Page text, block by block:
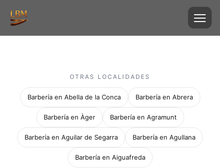
OTRAS LOCALIDADES
Barbería en Abella de la Conca Barbería en Abrera
Barbería en Àger Barbería en Agramunt
Barbería en Aguilar de Segarra Barbería en Agullana
Barbería en Aiguafreda